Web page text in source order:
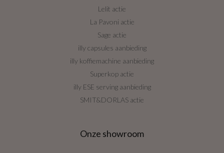
Lelit actie
La Pavoni actie
Sage actie
illy capsules aanbieding
illy koffiemachine aanbieding
Superkop actie
illy ESE serving aanbieding
SMIT&DORLAS actie
Onze showroom